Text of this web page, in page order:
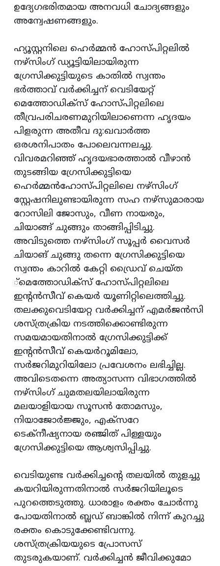
ഉദ്യേഗഭരിതമായ അനവധി ചോദ്യങ്ങളും
അന്വേഷണങ്ങളും.
ഹ്യൂസ്റ്റനിലെ ഹെര്‍മ്മന്‍ ഹോസ്പിറ്റലില്‍
നഴ്‌സിംഗ് ഡ്യൂട്ടിയിലായിരുന്ന
ഗ്രേസിക്കുട്ടിയുടെ കാതില്‍ സ്വന്തം
ഭര്‍ത്താവ് വര്‍ക്കിച്ചന് വെടിയേറ്റ്
മെത്തോഡിക്‌സ് ഹോസ്പിറ്റലിലെ
തീവ്രപരിചരണമുറിയിലാണെന്ന ഹൃദയം
പിളരുന്ന അതീവ ദു:ഖവാര്‍ത്ത
ഒരശനിപാതം പോലെവന്നലച്ചു.
വിവരമറിഞ്ഞ് ഹൃദയഭാരത്താല്‍ വീഴാന്‍
തുടങ്ങിയ ഗ്രേസിക്കുട്ടിയെ
ഹെര്‍മ്മന്‍ഹോസ്പിറ്റലിലെ നഴ്‌സിംഗ്
സ്റ്റേഷനിലുണ്ടായിരുന്ന സഹ നഴ്‌സുമാരായ
റോസിലി ജോസും, വീണ നായരും,
ചിയാങ്ങ് ചുങ്ങും താങ്ങിപ്പിടിച്ചു.
അവിടുത്തെ നഴ്‌സിംഗ് സൂപ്പര്‍ വൈസര്‍
ചിയാങ് ചുങ്ങു തന്നെ ഗ്രേസിക്കുട്ടിയെ
സ്വന്തം കാറില്‍ കേറ്റി ഡ്രൈവ് ചെയ്ത
്‌മെത്തോഡിക്‌സ് ഹോസ്പിറ്റലിലെ
ഇന്റന്‍സീവ് കെയര്‍ യൂണിറ്റിലെത്തിച്ചു.
തലക്കുവെടിയേറ്റ വര്‍ക്കിച്ചന് എമര്‍ജന്‍സി
ശസ്ത്രക്രിയ നടത്തിക്കൊണ്ടിരുന്ന
സമയമായതിനാല്‍ ഗ്രേസിക്കുട്ടിക്ക്
ഇന്റന്‍സീവ് കെയര്‍റൂമിലോ,
സര്‍ജറിമുറിയിലോ പ്രവേശനം ലഭിച്ചില്ല.
അവിടെതന്നെ അത്യാസന്ന വിഭാഗത്തില്‍
നഴ്‌സിംഗ് ചുമതലയിലായിരുന്ന
മലയാളിയായ സൂസന്‍ തോമസും,
നിയാജോര്‍ജ്ജും, എക്‌സറേ
ടെക്‌നീഷ്യനായ രഞ്ജിത് പിള്ളയും
ഗ്രേസിക്കുട്ടിയെ ആശ്വസിപ്പിച്ചു.
വെടിയുണ്ട വര്‍ക്കിച്ചന്റെ തലയില്‍ തുളച്ചു
കയറിയിരുന്നതിനാല്‍ സര്‍ജറിയിലൂടെ
പുറത്തെടുത്തു. ധാരാളം രക്തം ചോര്‍ന്നു
പോയതിനാല്‍ ബ്ലഡ് ബാങ്കില്‍ നിന്ന് കുറച്ചു
രക്തം കൊടുക്കേണ്ടിവന്നു.
ശസ്ത്രക്രിയയുടെ പ്രോസസ്
തുടരുകയാണ്. വര്‍ക്കിച്ചന്‍ ജീവിക്കുമോ